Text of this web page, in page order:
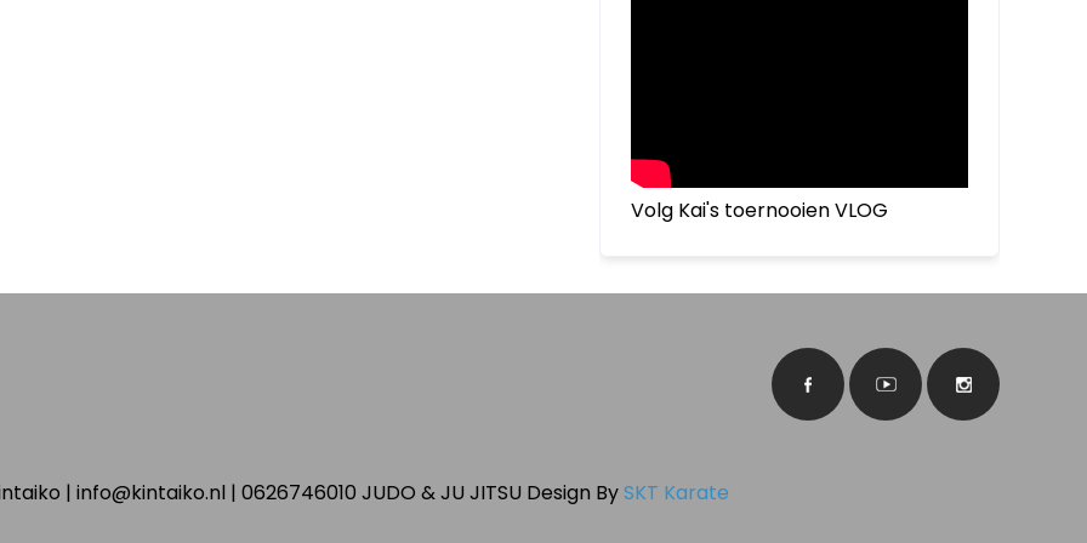
Volg Kai's toernooien VLOG
| info@kintaiko.nl | 0626746010 JUDO & JU JITSU Design BySKT Karate